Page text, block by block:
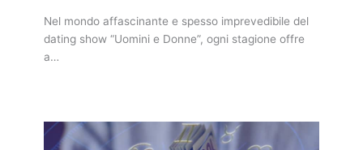
Nel mondo affascinante e spesso imprevedibile del
dating show “Uomini e Donne”, ogni stagione offre
a…